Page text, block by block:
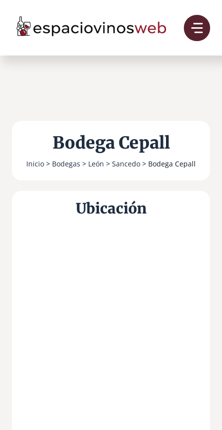
contenido
Bodega Cepall
Inicio > Bodegas > León > Sancedo > Bodega Cepall
Ubicación